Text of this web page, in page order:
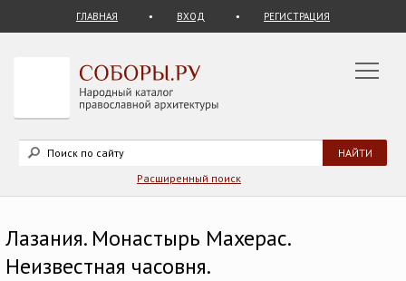
ГЛАВНАЯ ВХОД РЕГИСТРАЦИЯ
Расширенный поиск
Лазания. Монастырь Махерас.
Неизвестная часовня.